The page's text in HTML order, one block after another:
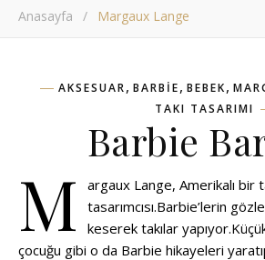
Anasayfa / Margaux Lange
AKSESUAR, BARBIE, BEBEK,
TAKI TASARIMI
Barbie
M
argaux Lange, Amerikalı bir
tasarımcısı.Barbie’lerin
keserek takılar
çocuğu gibi o da Barbie hikayeleri